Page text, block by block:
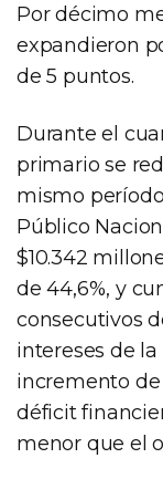
Por décimo
expandieron
de 5 puntos.
Durante el
primario se
mismo
Público
$10.342
de 44,6%, y
consecutivos
intereses de
incremento de
déficit
menor que el